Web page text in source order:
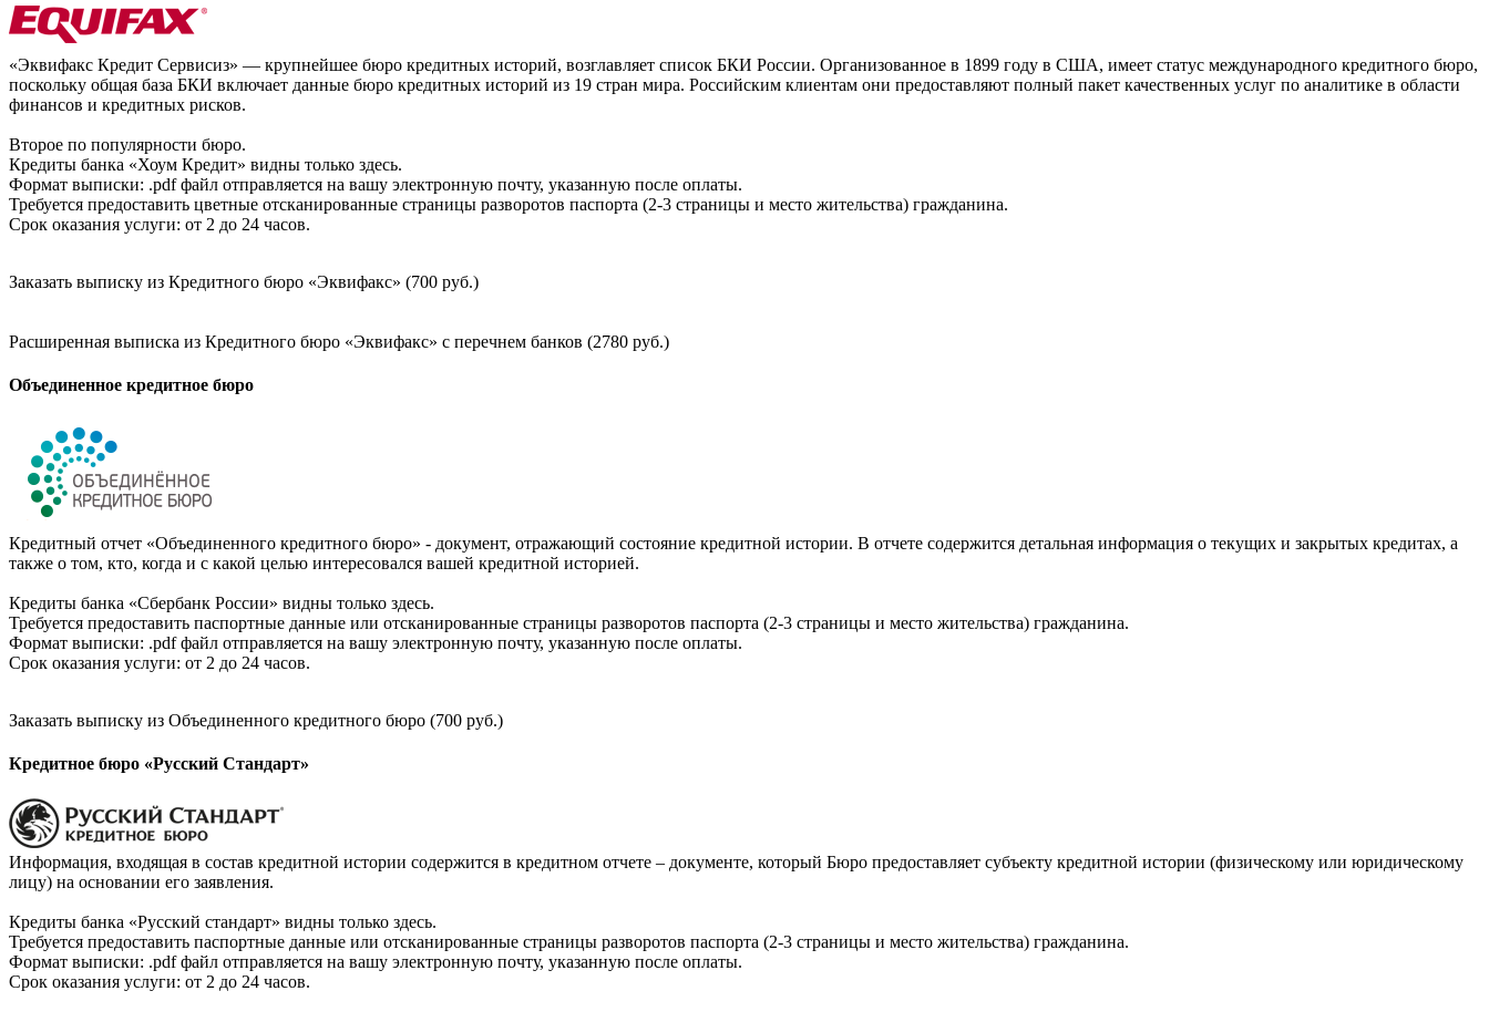
«Эквифакс Кредит Сервисиз» — крупнейшее бюро кредитных историй, возглавляет список БКИ России. Организованное в 1899 году в США, имеет статус международного кредитного бюро,
поскольку общая база БКИ включает данные бюро кредитных историй из 19 стран мира. Российским клиентам они предоставляют полный пакет качественных услуг по аналитике в области
финансов и кредитных рисков.
Второе по популярности бюро.
Кредиты банка «Хоум Кредит» видны только здесь.
Формат выписки: .pdf файл отправляется на вашу электронную почту, указанную после оплаты.
Требуется предоставить цветные отсканированные страницы разворотов паспорта (2-3 страницы и место жительства) гражданина.
Срок оказания услуги: от 2 до 24 часов.
Заказать выписку из Кредитного бюро «Эквифакс» (700 руб.)
Расширенная выписка из Кредитного бюро «Эквифакс» с перечнем банков (2780 руб.)
Объединенное кредитное бюро
Кредитный отчет «Объединенного кредитного бюро» - документ, отражающий состояние кредитной истории. В отчете содержится детальная информация о текущих и закрытых кредитах, а
также о том, кто, когда и с какой целью интересовался вашей кредитной историей.
Кредиты банка «Сбербанк России» видны только здесь.
Требуется предоставить паспортные данные или отсканированные страницы разворотов паспорта (2-3 страницы и место жительства) гражданина.
Формат выписки: .pdf файл отправляется на вашу электронную почту, указанную после оплаты.
Срок оказания услуги: от 2 до 24 часов.
Заказать выписку из Объединенного кредитного бюро (700 руб.)
Кредитное бюро «Русский Стандарт»
Информация, входящая в состав кредитной истории содержится в кредитном отчете – документе, который Бюро предоставляет субъекту кредитной истории (физическому или юридическому
лицу) на основании его заявления.
Кредиты банка «Русский стандарт» видны только здесь.
Требуется предоставить паспортные данные или отсканированные страницы разворотов паспорта (2-3 страницы и место жительства) гражданина.
Формат выписки: .pdf файл отправляется на вашу электронную почту, указанную после оплаты.
Срок оказания услуги: от 2 до 24 часов.